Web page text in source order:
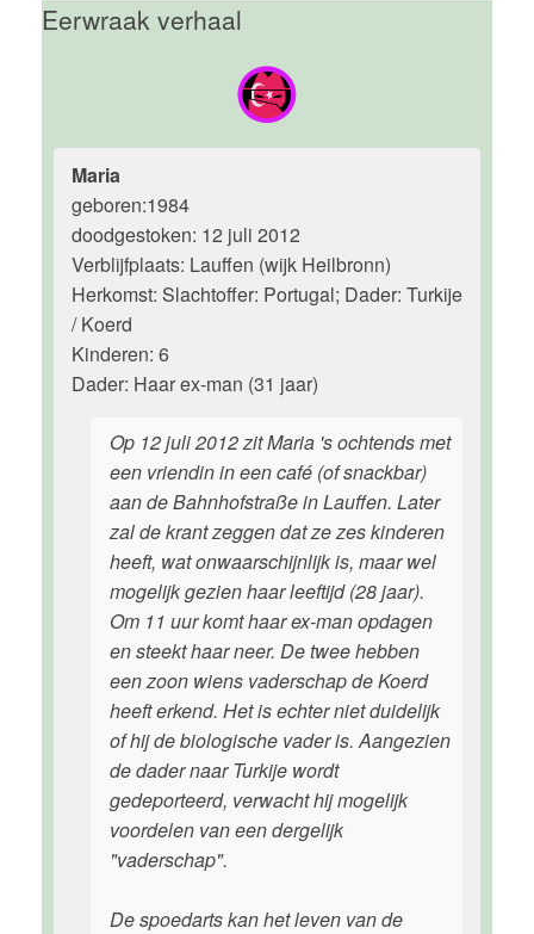
Eerwraak verhaal
Maria
geboren:1984
doodgestoken: 12 juli 2012
Verblijfplaats: Lauffen (wijk Heilbronn)
Herkomst: Slachtoffer: Portugal; Dader: Turkije
/ Koerd
Kinderen: 6
Dader: Haar ex-man (31 jaar)
Op 12 juli 2012 zit Maria 's ochtends met
een vriendin in een café (of snackbar)
aan de Bahnhofstraße in Lauffen. Later
zal de krant zeggen dat ze zes kinderen
heeft, wat onwaarschijnlijk is, maar wel
mogelijk gezien haar leeftijd (28 jaar).
Om 11 uur komt haar ex-man opdagen
en steekt haar neer. De twee hebben
een zoon wiens vaderschap de Koerd
heeft erkend. Het is echter niet duidelijk
of hij de biologische vader is. Aangezien
de dader naar Turkije wordt
gedeporteerd, verwacht hij mogelijk
voordelen van een dergelijk
"vaderschap".
De spoedarts kan het leven van de